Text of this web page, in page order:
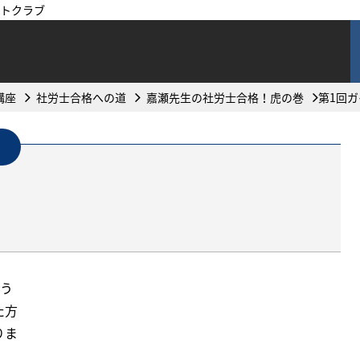
クラブ
座 社労士合格への道 嘉瀬先生の社労士合格！虎の巻 第1回
方